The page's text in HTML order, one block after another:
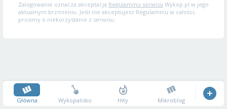
Zalogowanie oznacza akceptację Regulaminu serwisu Wykop.pl w jego
aktualnym brzmieniu. Jeśli nie akceptujesz Regulaminu w całości,
prosimy o niekorzystanie z serwisu.
Główna Wykopalisko Hity Mikroblog